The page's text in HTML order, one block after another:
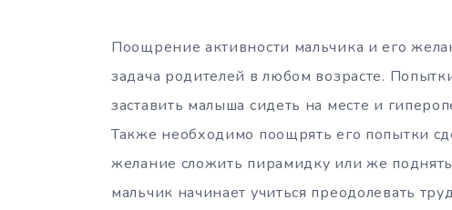
Поощрение активности мальчика и его
задача родителей в любом возрасте.
заставить малыша сидеть на месте и
Также необходимо поощрять его попытки
желание сложить пирамидку или же
мальчик начинает учиться преодолевать